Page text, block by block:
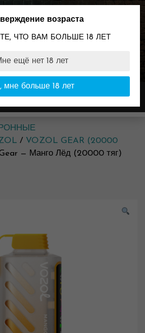
работы:
23:00
/ VOZOL GEAR (20000
— Манго Лёд (20000 тяг)
возраста
ЧТО ВАМ БОЛЬШЕ 18 ЛЕТ
ещё нет 18 лет
мне больше 18 лет